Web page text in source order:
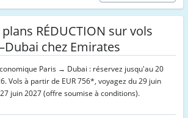
RÉDUCTION sur vols
chez Emirates
Paris → Dubai : réservez jusqu'au 20
Vols à partir de EUR 756*, voyagez du 29 juin
juin 2027 (offre soumise à conditions).